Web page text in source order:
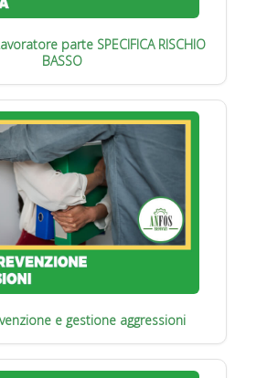
parte SPECIFICA RISCHIO
BASSO
e gestione aggressioni